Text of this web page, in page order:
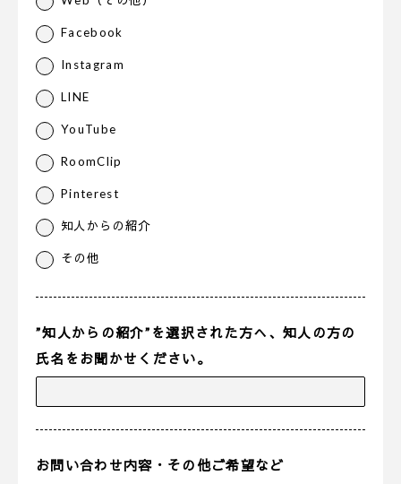
Facebook
Instagram
LINE
YouTube
RoomClip
Pinterest
知人からの紹介
その他
”知人からの紹介”を選択された方へ、知人の方の
氏名をお聞かせください。
お問い合わせ内容・その他ご希望など